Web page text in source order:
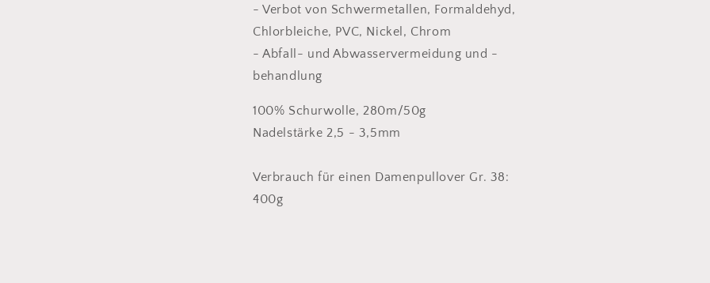
- Verbot von Schwermetallen, Formaldehyd,
Chlorbleiche, PVC, Nickel, Chrom
- Abfall- und Abwasservermeidung und -
behandlung
100% Schurwolle, 280m/50g
Nadelstärke 2,5 - 3,5mm
Verbrauch für einen Damenpullover Gr. 38:
400g